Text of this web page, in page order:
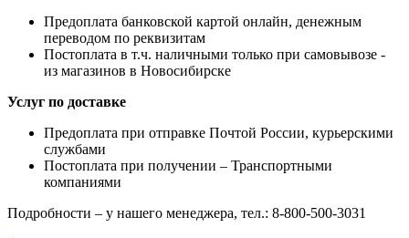
Предоплата банковской картой онлайн, денежным
переводом по реквизитам
Постоплата в т.ч. наличными только при самовывозе -
из магазинов в Новосибирске
Услуг по доставке
Предоплата при отправке Почтой России, курьерскими
службами
Постоплата при получении – Транспортными
компаниями
Подробности – у нашего менеджера, тел.: 8-800-500-3031